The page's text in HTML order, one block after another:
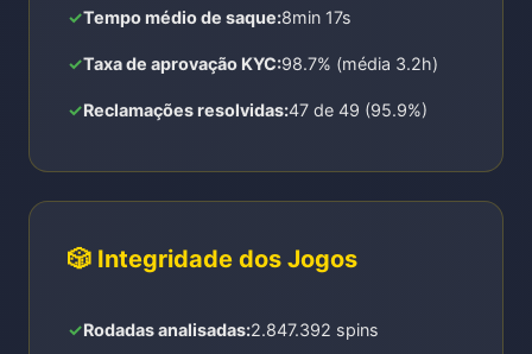
Tempo médio de saque:8min 17s
Taxa de aprovação KYC:98.7% (média 3.2h)
Reclamações resolvidas:47 de 49 (95.9%)
🎲 Integridade dos Jogos
Rodadas analisadas:2.847.392 spins